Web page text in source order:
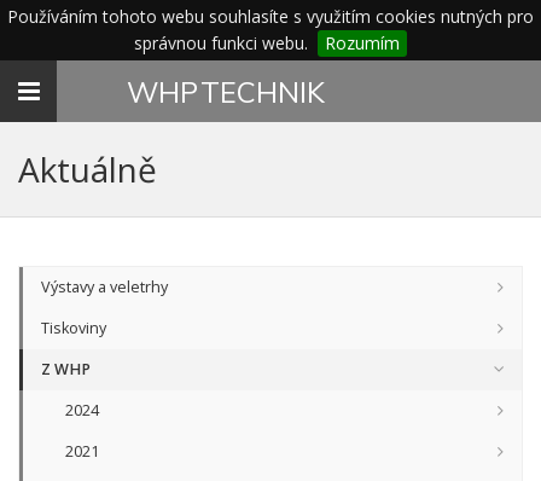
Používáním tohoto webu souhlasíte s využitím cookies nutných pro
správnou funkci webu.
Rozumím
Toggle
WHPTECHNIK
Aktuálně
Výstavy a veletrhy
Tiskoviny
Z WHP
2024
2021